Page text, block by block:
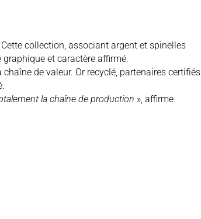
collection, associant argent et spinelles
et caractère affirmé.
de valeur. Or recyclé, partenaires certifiés
la chaîne de production », affirme